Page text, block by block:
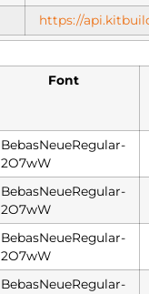
https://
Font
BebasNeueRegular-
2O7wW
BebasNeueRegular-
2O7wW
BebasNeueRegular-
2O7wW
BebasNeueRegular-